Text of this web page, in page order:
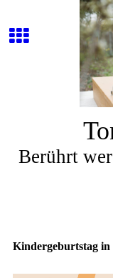
Berührt
Kindergeburtstag